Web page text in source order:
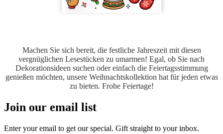
Machen Sie sich bereit, die festliche Jahreszeit mit diesen
vergnüglichen Lesestücken zu umarmen! Egal, ob Sie nach
Dekorationsideen suchen oder einfach die Feiertagsstimmung
genießen möchten, unsere Weihnachtskollektion hat für jeden etwas
zu bieten. Frohe Feiertage!
Join our email list
Enter your email to get our special. Gift straight to your inbox.